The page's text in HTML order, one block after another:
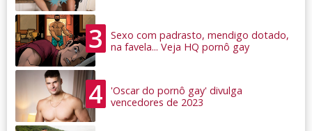
3
Sexo com padrasto, mendigo dotado,
na favela... Veja HQ pornô gay
4
'Oscar do pornô gay' divulga
vencedores de 2023